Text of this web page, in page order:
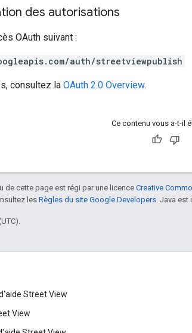
des autorisations
OAuth suivant :
auth/streetviewpublish
consultez la OAuth 2.0 Overview.
Ce contenu vous a-t-il
de cette page est régi par une licence Creative
les Règles du site Google Developers . Java
Street View
View